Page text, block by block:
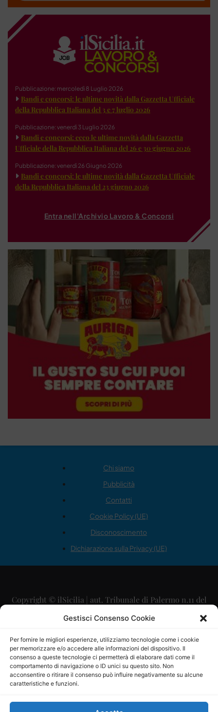
Gestisci Consenso Cookie
Per fornire le migliori esperienze, utilizziamo tecnologie come i cookie
per memorizzare e/o accedere alle informazioni del dispositivo. Il
consenso a queste tecnologie ci permetterà di elaborare dati come il
comportamento di navigazione o ID unici su questo sito. Non
acconsentire o ritirare il consenso può influire negativamente su alcune
caratteristiche e funzioni.
Pubblicazione: mercoledì 8 Luglio 2026
Bandi e concorsi: le ultime novità dalla Gazzetta Ufficiale
della Repubblica Italiana del 3 e 7 luglio 2026
Pubblicazione: venerdì 3 Luglio 2026
Bandi e concorsi: ecco le ultime novità dalla Gazzetta
Ufficiale della Repubblica Italiana del 26 e 30 giugno 2026
Pubblicazione: venerdì 26 Giugno 2026
Bandi e concorsi: le ultime novità dalla Gazzetta Ufficiale
della Repubblica Italiana del 23 giugno 2026
Entra nell'Archivio Lavoro & Concorsi
Chi siamo
Pubblicità
Contatti
Cookie Policy (UE)
Disconoscimento
Dichiarazione sulla Privacy (UE)
Copyright © ilSicilia | aut. Tribunale di Palermo n.11 del
29/09/2015
Direttore Editoriale: Maurizio Scaglione
Direttore Responsabile: Maria Calabrese
P.IVA: 06334930820